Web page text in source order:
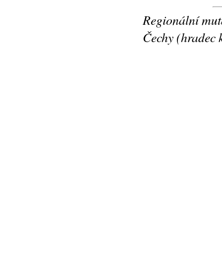
Regionální
Čechy (hradec